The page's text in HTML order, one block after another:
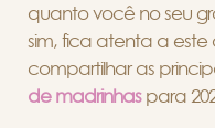
quanto você no seu
sim, fica atenta a este
compartilhar as
de madrinhaspara